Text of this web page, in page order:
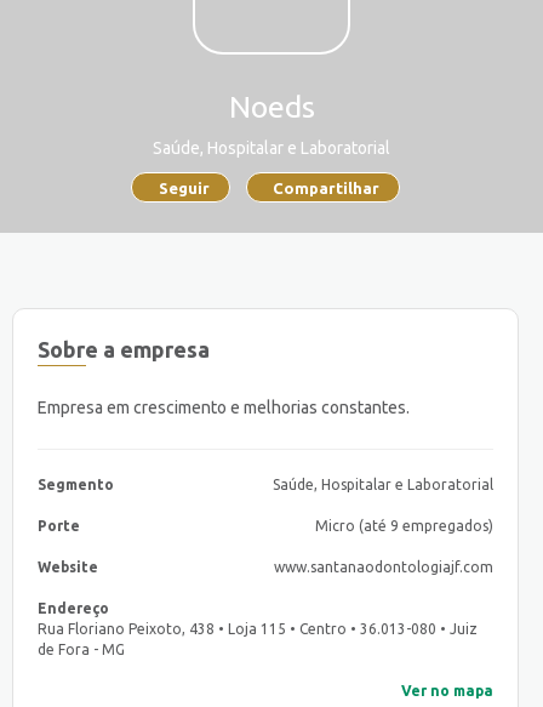
Noeds
Saúde, Hospitalar e Laboratorial
Seguir Compartilhar
Sobre a empresa
Empresa em crescimento e melhorias constantes.
Segmento Saúde, Hospitalar e Laboratorial
Porte Micro (até 9 empregados)
Website www.santanaodontologiajf.com
Endereço
Rua Floriano Peixoto, 438 • Loja 115 • Centro • 36.013-080 • Juiz
de Fora - MG
Ver no mapa